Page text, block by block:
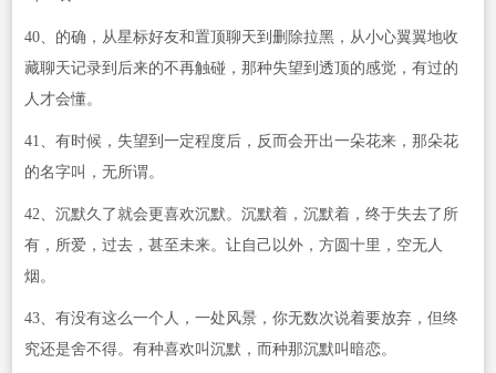
40、的确，从星标好友和置顶聊天到删除拉黑，从小心翼翼地收
藏聊天记录到后来的不再触碰，那种失望到透顶的感觉，有过的
人才会懂。
41、有时候，失望到一定程度后，反而会开出一朵花来，那朵花
的名字叫，无所谓。
42、沉默久了就会更喜欢沉默。沉默着，沉默着，终于失去了所
有，所爱，过去，甚至未来。让自己以外，方圆十里，空无人
烟。
43、有没有这么一个人，一处风景，你无数次说着要放弃，但终
究还是舍不得。有种喜欢叫沉默，而种那沉默叫暗恋。